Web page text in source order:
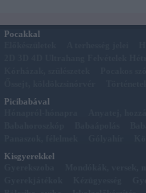
Pocakkal
Picibabával
Kisgyerekkel